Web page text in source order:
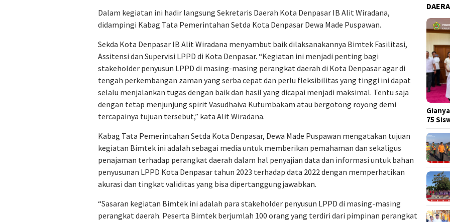
Dalam kegiatan ini hadir langsung Sekretaris Daerah Kota Denpasar IB Alit Wiradana,
didampingi Kabag Tata Pemerintahan Setda Kota Denpasar Dewa Made Puspawan.
Sekda Kota Denpasar IB Alit Wiradana menyambut baik dilaksanakannya Bimtek Fasilitasi,
Assitensi dan Supervisi LPPD di Kota Denpasar. “Kegiatan ini menjadi penting bagi
stakeholder penyusun LPPD di masing-masing perangkat daerah di Kota Denpasar agar di
tengah perkembangan zaman yang serba cepat dan perlu fleksibilitas yang tinggi ini dapat
selalu menjalankan tugas dengan baik dan hasil yang dicapai menjadi maksimal. Tentu saja
dengan tetap menjunjung spirit Vasudhaiva Kutumbakam atau bergotong royong demi
tercapainya tujuan tersebut,” kata Alit Wiradana.
Kabag Tata Pemerintahan Setda Kota Denpasar, Dewa Made Puspawan mengatakan tujuan
kegiatan Bimtek ini adalah sebagai media untuk memberikan pemahaman dan sekaligus
penajaman terhadap perangkat daerah dalam hal penyajian data dan informasi untuk bahan
penyusunan LPPD Kota Denpasar tahun 2023 terhadap data 2022 dengan memperhatikan
akurasi dan tingkat validitas yang bisa dipertanggungjawabkan.
“Sasaran kegiatan Bimtek ini adalah para stakeholder penyusun LPPD di masing-masing
perangkat daerah. Peserta Bimtek berjumlah 100 orang yang terdiri dari pimpinan perangkat
75